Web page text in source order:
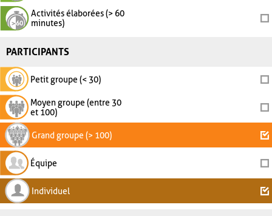
Activités élaborées (> 60
minutes)
PARTICIPANTS
Petit groupe (< 30)
Moyen groupe (entre 30
et 100)
Grand groupe (> 100)
Équipe
Individuel